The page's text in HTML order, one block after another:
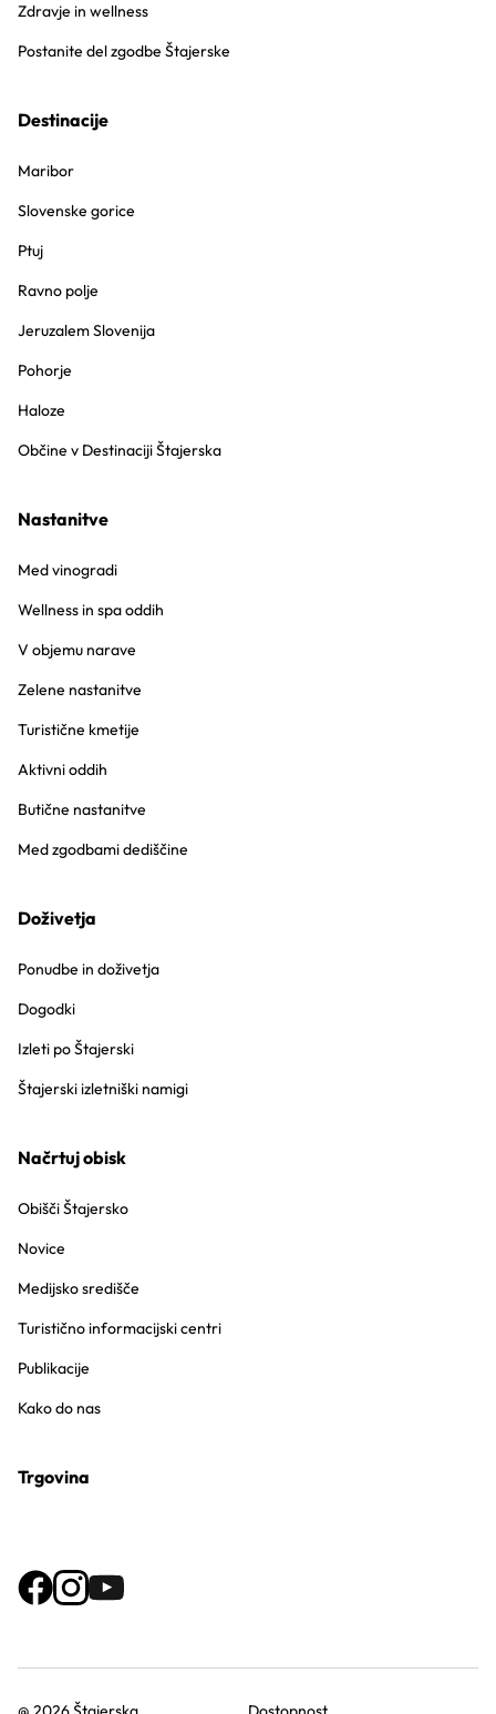
Zdravje in wellness
Postanite del zgodbe Štajerske
Destinacije
Maribor
Slovenske gorice
Ptuj
Ravno polje
Jeruzalem Slovenija
Pohorje
Haloze
Občine v Destinaciji Štajerska
Nastanitve
Med vinogradi
Wellness in spa oddih
V objemu narave
Zelene nastanitve
Turistične kmetije
Aktivni oddih
Butične nastanitve
Med zgodbami dediščine
Doživetja
Ponudbe in doživetja
Dogodki
Izleti po Štajerski
Štajerski izletniški namigi
Načrtuj obisk
Obišči Štajersko
Novice
Medijsko središče
Turistično informacijski centri
Publikacije
Kako do nas
Trgovina